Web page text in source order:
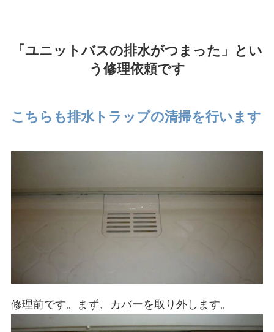
「ユニットバスの排水がつまった」とい
う修理依頼です
こちらも排水トラップの清掃を行います
修理前です。まず、カバーを取り外します。